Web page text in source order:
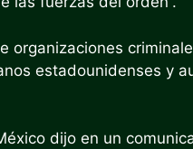
organizaciones
estadounidenses y
dijo en un